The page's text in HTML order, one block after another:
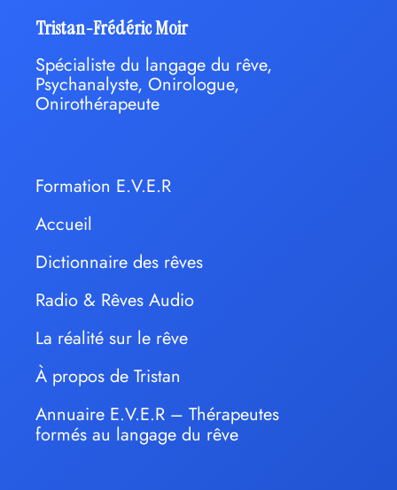
Tristan-Frédéric Moir
Spécialiste du langage du rêve,
Psychanalyste, Onirologue,
Onirothérapeute
Formation E.V.E.R
Accueil
Dictionnaire des rêves
Radio & Rêves Audio
La réalité sur le rêve
À propos de Tristan
Annuaire E.V.E.R – Thérapeutes
formés au langage du rêve